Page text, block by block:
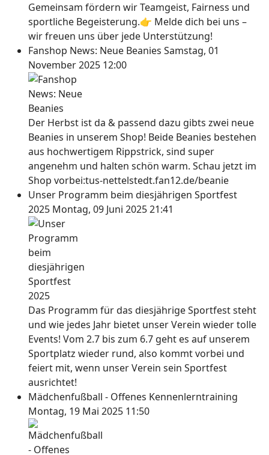
Gemeinsam fördern wir Teamgeist, Fairness und
sportliche Begeisterung.👉 Melde dich bei uns –
wir freuen uns über jede Unterstützung!
Fanshop News: Neue Beanies Samstag, 01
November 2025 12:00
Der Herbst ist da & passend dazu gibts zwei neue
Beanies in unserem Shop! Beide Beanies bestehen
aus hochwertigem Rippstrick, sind super
angenehm und halten schön warm. Schau jetzt im
Shop vorbei:tus-nettelstedt.fan12.de/beanie
Unser Programm beim diesjährigen Sportfest
2025 Montag, 09 Juni 2025 21:41
Das Programm für das diesjährige Sportfest steht
und wie jedes Jahr bietet unser Verein wieder tolle
Events! Vom 2.7 bis zum 6.7 geht es auf unserem
Sportplatz wieder rund, also kommt vorbei und
feiert mit, wenn unser Verein sein Sportfest
ausrichtet!
Mädchenfußball - Offenes Kennenlerntraining
Montag, 19 Mai 2025 11:50